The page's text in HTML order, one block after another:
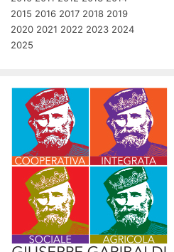
2015 2016 2017 2018 2019
2020 2021 2022 2023 2024
2025